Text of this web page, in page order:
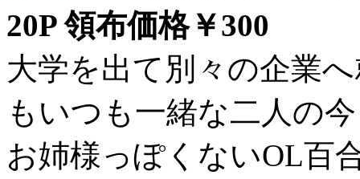
20P 領布価格￥300
大学を出て別々の企業
もいつも一緒な二人の
お姉様っぽくないOL百